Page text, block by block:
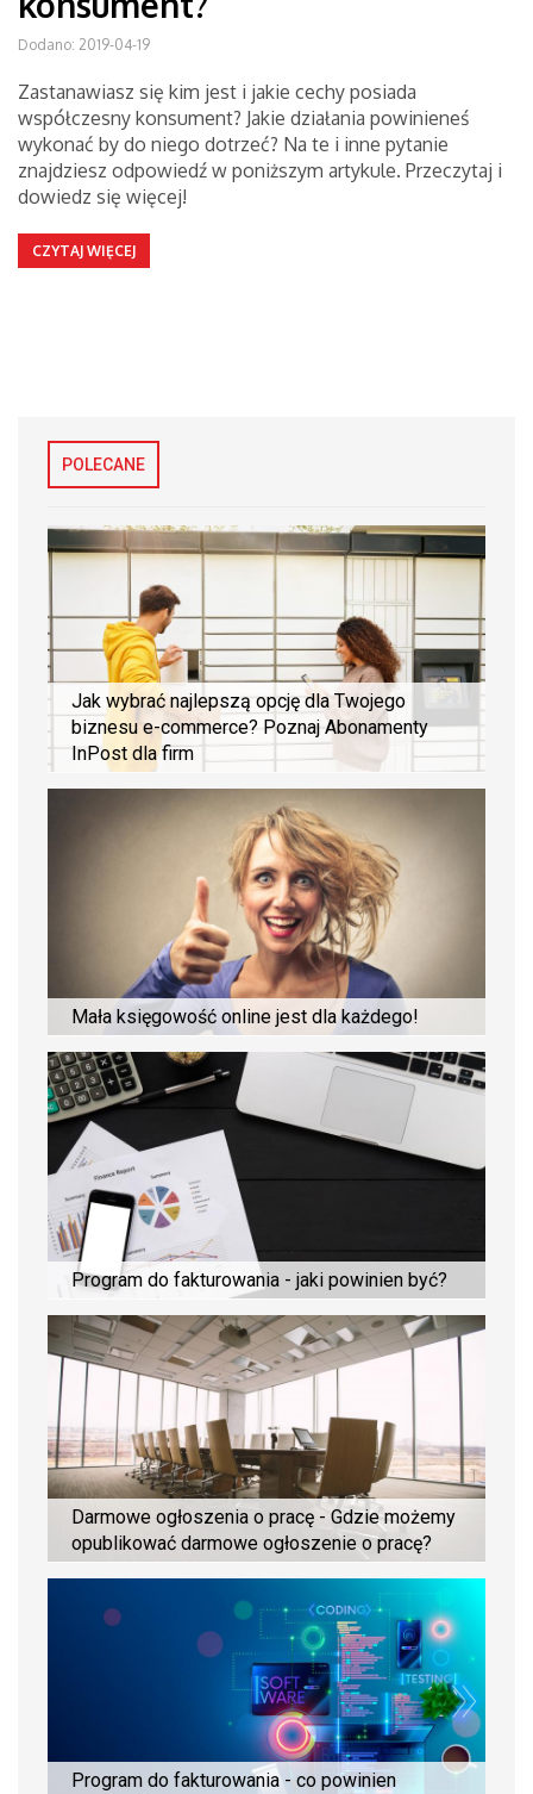
Dodano: 2019-04-19
Zastanawiasz się kim jest i jakie cechy posiada
współczesny konsument? Jakie działania powinieneś
wykonać by do niego dotrzeć? Na te i inne pytanie
znajdziesz odpowiedź w poniższym artykule. Przeczytaj i
dowiedz się więcej!
CZYTAJ WIĘCEJ
POLECANE
Jak wybrać najlepszą opcję dla Twojego
biznesu e-commerce? Poznaj Abonamenty
InPost dla firm
Mała księgowość online jest dla każdego!
Program do fakturowania - jaki powinien być?
Darmowe ogłoszenia o pracę - Gdzie możemy
opublikować darmowe ogłoszenie o pracę?
Program do fakturowania - co powinien